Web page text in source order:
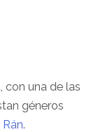
con una de las
géneros
.